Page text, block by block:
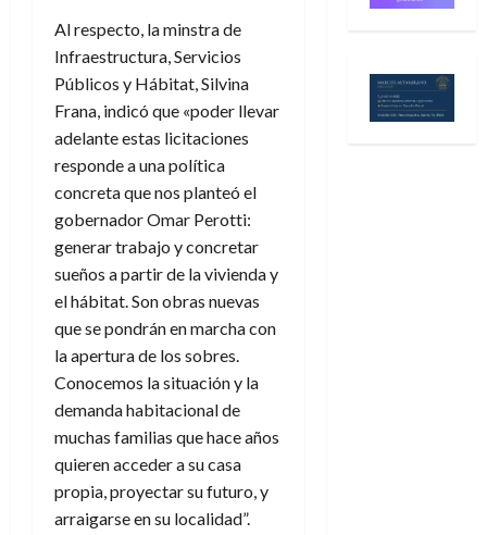
Al respecto, la minstra de
Infraestructura, Servicios
Públicos y Hábitat, Silvina
Frana, indicó que «poder llevar
adelante estas licitaciones
responde a una política
concreta que nos planteó el
gobernador Omar Perotti:
generar trabajo y concretar
sueños a partir de la vivienda y
el hábitat. Son obras nuevas
que se pondrán en marcha con
la apertura de los sobres.
Conocemos la situación y la
demanda habitacional de
muchas familias que hace años
quieren acceder a su casa
propia, proyectar su futuro, y
arraigarse en su localidad”.